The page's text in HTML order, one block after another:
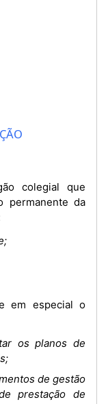
permanente da
os planos de
de gestão
prestação de